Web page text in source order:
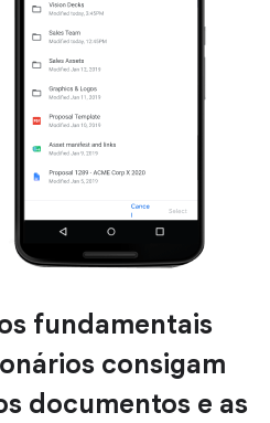
fundamentais
consigam
documentos e as